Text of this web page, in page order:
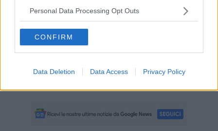
Personal Data Processing Opt Outs
CONFIRM
Data Deletion Data Access Privacy Policy
e di non lasciarsi condizionare da false notizie circolanti in rete".
queste bufale e a vaccinarsi. Ad oggi, il servizio di farmacovigilanza
della Regione non ha ricevuto alcuna segnalazione di eventi